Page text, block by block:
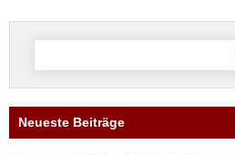
Suche
Neueste Beiträge